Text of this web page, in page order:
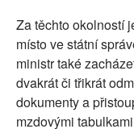
Za těchto okolností
místo ve státní
ministr také
dvakrát či třikrát
dokumenty a
mzdovými